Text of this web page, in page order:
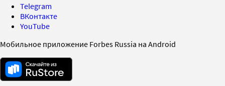
Telegram
ВКонтакте
YouTube
Мобильное приложение Forbes Russia на Android